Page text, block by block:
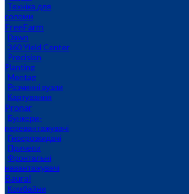
Техніка для
соломи
FreeFarm
Dawn
360 Yield Center
Precision
Planting
Montag
Розчинні вузли
Картування
Pronar
Бункери-
перевантажувачі
Гноєрозкидачі
Причепи
Фронтальні
навантажувачі
Baural
Комбайни